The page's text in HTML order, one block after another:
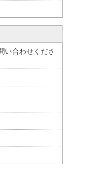
い合わせくださ